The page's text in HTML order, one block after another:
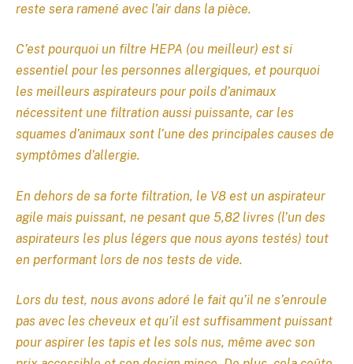
reste sera ramené avec l’air dans la pièce.
C’est pourquoi un filtre HEPA (ou meilleur) est si
essentiel pour les personnes allergiques, et pourquoi
les meilleurs aspirateurs pour poils d’animaux
nécessitent une filtration aussi puissante, car les
squames d’animaux sont l’une des principales causes de
symptômes d’allergie.
En dehors de sa forte filtration, le V8 est un aspirateur
agile mais puissant, ne pesant que 5,82 livres (l’un des
aspirateurs les plus légers que nous ayons testés) tout
en performant lors de nos tests de vide.
Lors du test, nous avons adoré le fait qu’il ne s’enroule
pas avec les cheveux et qu’il est suffisamment puissant
pour aspirer les tapis et les sols nus, même avec son